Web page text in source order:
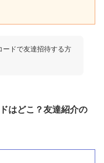
ードで友達招待する方
はどこ？友達紹介の